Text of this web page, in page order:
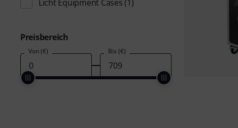
Licht Equipment Cases (1)
Preisbereich
Von (€) Bis (€)